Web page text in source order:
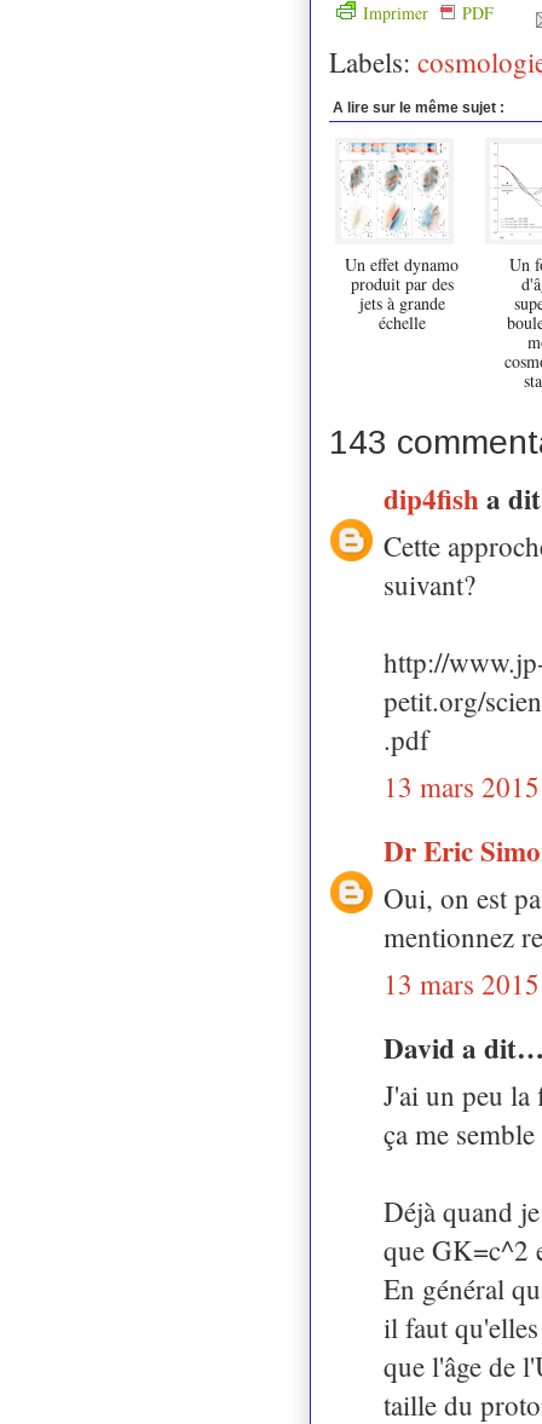
Imprimer PDF
Labels:
A lire sur le même sujet :
Un effet dynamo
produit par des
jets à grande
échelle
Un
143
dip4fisha
Cette
suivant?
http://
petit.org/
.pdf
13 mars
Dr Eric
Oui, on est
mentionnez
13 mars
David a
J'ai un peu la
ça me
Déjà quand
que GK=c^2
En général
il faut
que l'âge de
taille du